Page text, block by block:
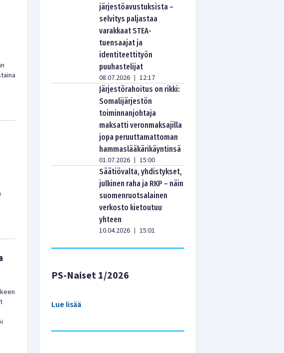
järjestöavustuksista –
selvitys paljastaa
varakkaat STEA-
tuensaajat ja
identiteettityön
puuhastelijat
08.07.2026 | 12:17
Järjestörahoitus on rikki:
Somalijärjestön
toiminnanjohtaja
maksatti veronmaksajilla
jopa peruuttamattoman
hammaslääkärikäyntinsä
01.07.2026 | 15:00
Säätiövalta, yhdistykset,
julkinen raha ja RKP – näin
suomenruotsalainen
verkosto kietoutuu
yhteen
10.04.2026 | 15:01
PS-Naiset 1/2026
Lue lisää